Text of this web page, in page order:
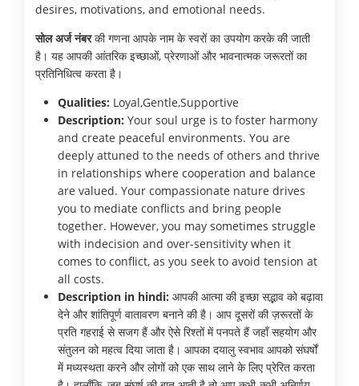
desires, motivations, and emotional needs.
सोल अर्ज नंबरकी गणना आपके नाम के स्वरों का उपयोग करके की जाती
है। यह आपकी आंतरिक इच्छाओं, प्रेरणाओं और भावनात्मक जरूरतों का
प्रतिनिधित्व करता है।
Qualities: Loyal,Gentle,Supportive
Description: Your soul urge is to foster harmony
and create peaceful environments. You are
deeply attuned to the needs of others and thrive
in relationships where cooperation and balance
are valued. Your compassionate nature drives
you to mediate conflicts and bring people
together. However, you may sometimes struggle
with indecision and over-sensitivity when it
comes to conflict, as you seek to avoid tension at
all costs.
Description in hindi: आपकी आत्मा की इच्छा सद्भाव को बढ़ावा
देने और शांतिपूर्ण वातावरण बनाने की है। आप दूसरों की ज़रूरतों के
प्रति गहराई से सजग हैं और ऐसे रिश्तों में पनपते हैं जहाँ सहयोग और
संतुलन को महत्व दिया जाता है। आपका दयालु स्वभाव आपको संघर्षों
में मध्यस्थता करने और लोगों को एक साथ लाने के लिए प्रेरित करता